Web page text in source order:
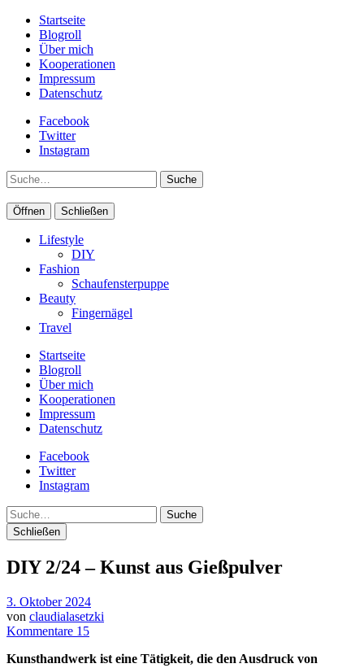
Startseite
Blogroll
Über mich
Kooperationen
Impressum
Datenschutz
Facebook
Twitter
Instagram
Suche
Öffnen Schließen
Lifestyle
DIY
Fashion
Schaufensterpuppe
Beauty
Fingernägel
Travel
Startseite
Blogroll
Über mich
Kooperationen
Impressum
Datenschutz
Facebook
Twitter
Instagram
Suche
Schließen
DIY 2/24 – Kunst aus Gießpulver
3. Oktober 2024
von claudialasetzki
Kommentare 15
Kunsthandwerk ist eine Tätigkeit, die den Ausdruck von